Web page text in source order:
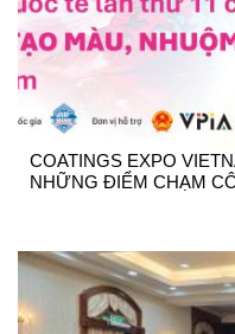
COATINGS EXPO
NHỮNG ĐIỂM CHẠM